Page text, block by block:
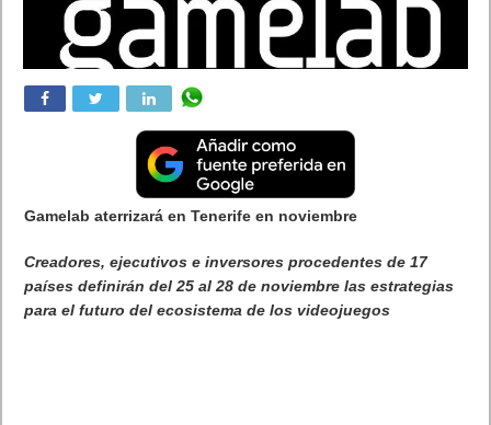
Gamelab aterrizará en Tenerife en noviembre
Creadores, ejecutivos e inversores procedentes de 17
países definirán del 25 al 28 de noviembre las estrategias
para el futuro del ecosistema de los videojuegos